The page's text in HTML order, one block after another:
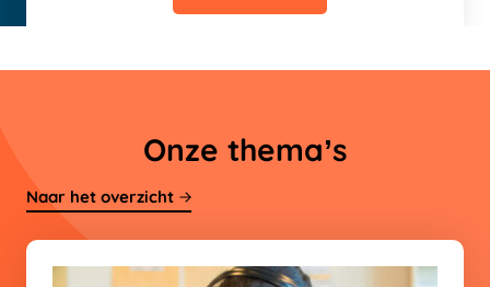
Onze thema’s
Naar het overzicht